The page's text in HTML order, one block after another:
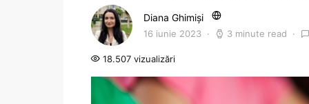
Diana Ghimiși
16 iunie 2023 3 minute read
18.507 vizualizări